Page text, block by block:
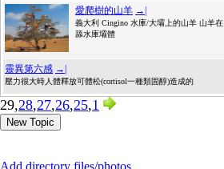
愛爬樹的山羊 →|
義大利 Cingino 水庫/大壩上的山羊 山羊在
舔水庫壩體
靈異第六感 →|
壓力很大時人體釋放可體松(cortisol一種類固醇)造成的
29,28,27,26,25,1
New Topic